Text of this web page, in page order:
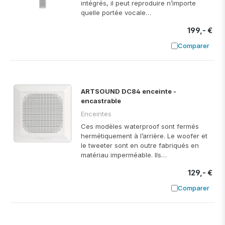
intégrés, il peut reproduire n’importe
quelle portée vocale…
199,- €
Comparer
Ajouter à
ARTSOUND DC84 enceinte -
encastrable
Enceintes
Ces modèles waterproof sont fermés
hermétiquement à l’arrière. Le woofer et
le tweeter sont en outre fabriqués en
matériau imperméable. Ils…
129,- €
Comparer
Ajouter à